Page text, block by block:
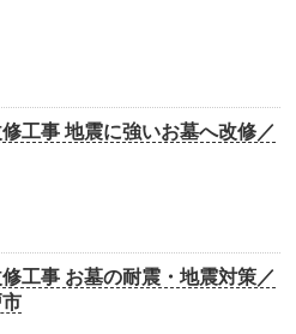
工事 地震に強いお墓へ改修／
工事 お墓の耐震・地震対策／